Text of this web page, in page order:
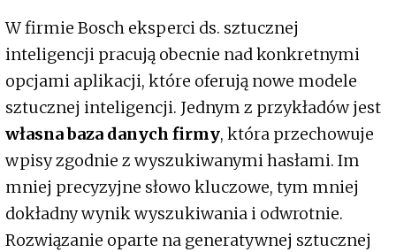
W firmie Bosch eksperci ds. sztucznej
inteligencji pracują obecnie nad konkretnymi
opcjami aplikacji, które oferują nowe modele
sztucznej inteligencji. Jednym z przykładów jest
własna baza danych firmy, która przechowuje
wpisy zgodnie z wyszukiwanymi hasłami. Im
mniej precyzyjne słowo kluczowe, tym mniej
dokładny wynik wyszukiwania i odwrotnie.
Rozwiązanie oparte na generatywnej sztucznej